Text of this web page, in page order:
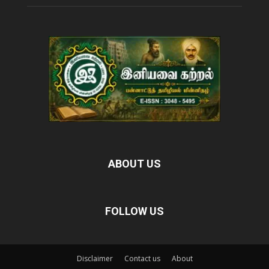
ABOUT US
FOLLOW US
Disclaimer Contact us About